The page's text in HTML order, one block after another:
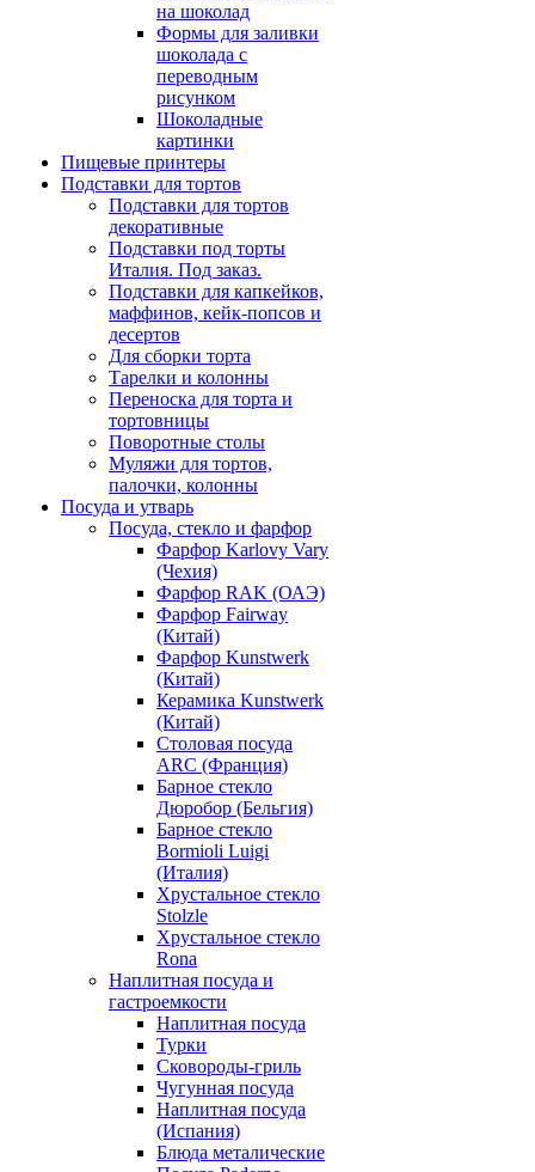
на шоколад
Формы для заливки
шоколада с
переводным
рисунком
Шоколадные
картинки
Пищевые принтеры
Подставки для тортов
Подставки для тортов
декоративные
Подставки под торты
Италия. Под заказ.
Подставки для капкейков,
маффинов, кейк-попсов и
десертов
Для сборки торта
Тарелки и колонны
Переноска для торта и
тортовницы
Поворотные столы
Муляжи для тортов,
палочки, колонны
Посуда и утварь
Посуда, стекло и фарфор
Фарфор Karlovy Vary
(Чехия)
Фарфор RAK (ОАЭ)
Фарфор Fairway
(Китай)
Фарфор Kunstwerk
(Китай)
Керамика Kunstwerk
(Китай)
Столовая посуда
ARC (Франция)
Барное стекло
Дюробор (Бельгия)
Барное стекло
Bormioli Luigi
(Италия)
Хрустальное стекло
Stolzle
Хрустальное стекло
Rona
Наплитная посуда и
гастроемкости
Наплитная посуда
Турки
Сковороды-гриль
Чугунная посуда
Наплитная посуда
(Испания)
Блюда металические